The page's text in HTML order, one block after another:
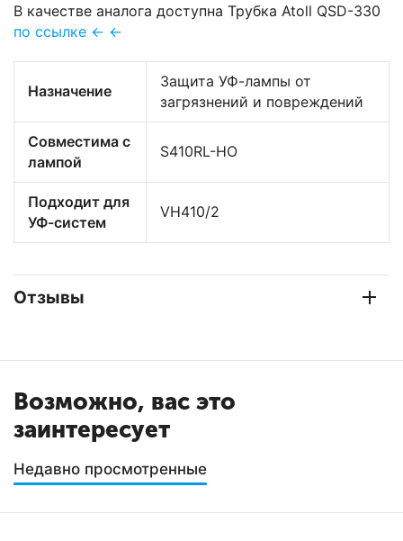
В качестве аналога доступна Трубка Atoll QSD-330
по ссылке ← ←
Назначение
Защита УФ-лампы от
загрязнений и повреждений
Совместима с
лампой
S410RL-HO
Подходит для
УФ-систем
VH410/2
Отзывы
Возможно, вас это
заинтересует
Недавно просмотренные